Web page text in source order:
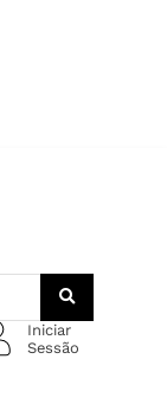
Iniciar
Sessão